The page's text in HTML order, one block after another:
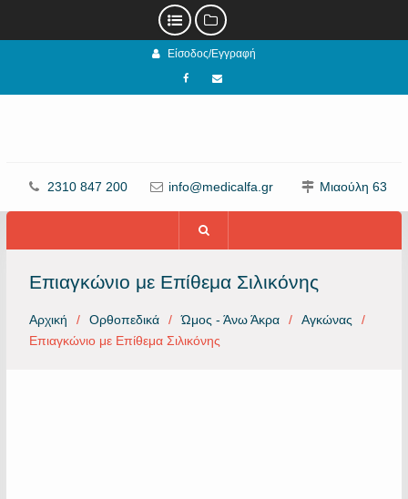
Είσοδος/Εγγραφή
Facebook
email
2310 847 200 info@medicalfa.gr Μιαούλη 63
Επιαγκώνιο με Επίθεμα Σιλικόνης
Αρχική Ορθοπεδικά Ώμος - Άνω Άκρα
Αγκώνας
Επιαγκώνιο με Επίθεμα Σιλικόνης